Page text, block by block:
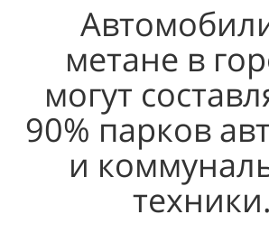
метане в
могут
90% парков
и
техники.